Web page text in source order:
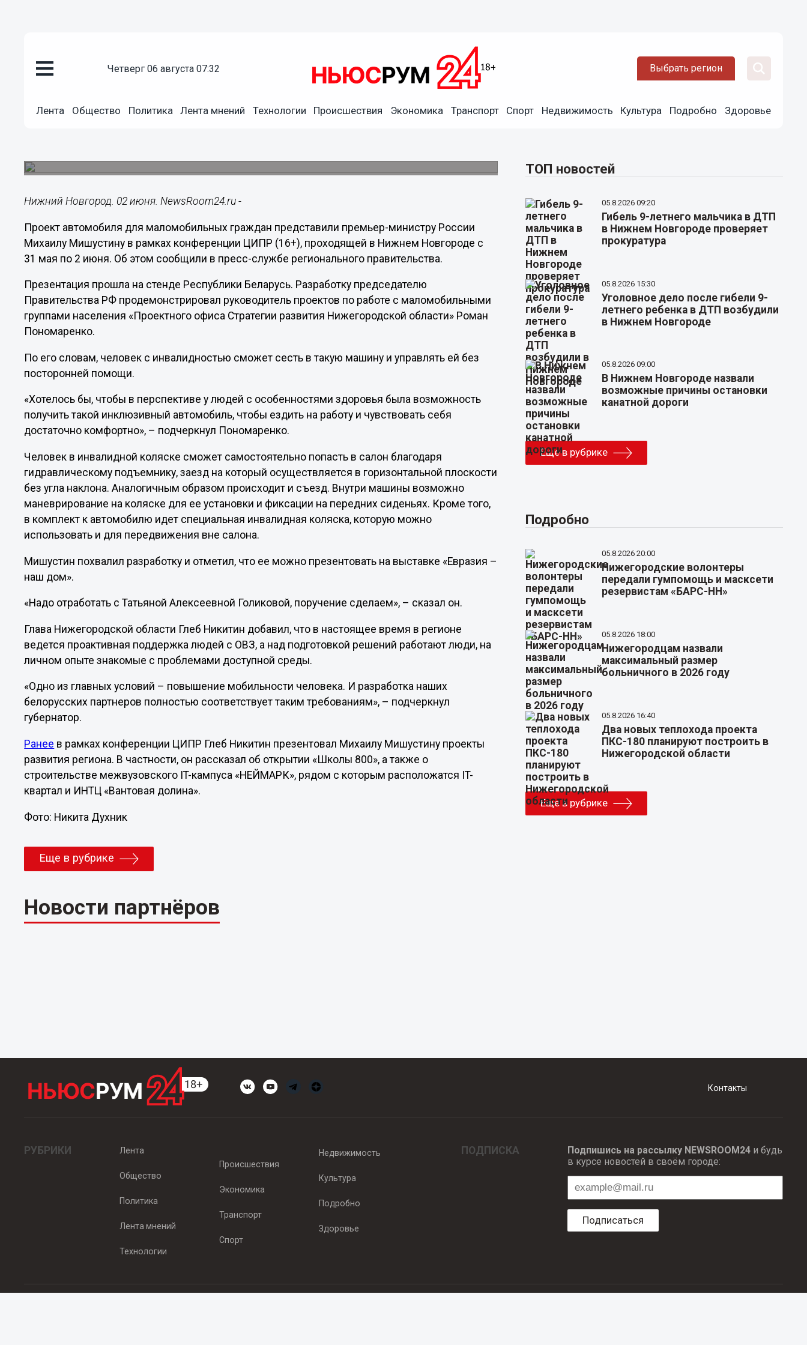
четверг 06 августа 07:32 Выбрать регион
Лента Общество Политика Лента мнений Технологии Происшествия Экономика Транспорт Спорт Недвижимость Культура Подробно Здоровье
Проект автомобиля для маломобильных граждан
Нижний Новгород. 02 июня. NewsRoom24.ru -
Проект автомобиля для маломобильных граждан представили премьер-министру России
Михаилу Мишустину в рамках конференции ЦИПР (16+), проходящей в Нижнем Новгороде с
31 мая по 2 июня. Об этом сообщили в пресс-службе регионального правительства.
Презентация прошла на стенде Республики Беларусь. Разработку председателю
Правительства РФ продемонстрировал руководитель проектов по работе с маломобильными
группами населения «Проектного офиса Стратегии развития Нижегородской области» Роман
Пономаренко.
По его словам, человек с инвалидностью сможет сесть в такую машину и управлять ей без
посторонней помощи.
«Хотелось бы, чтобы в перспективе у людей с особенностями здоровья была возможность
получить такой инклюзивный автомобиль, чтобы ездить на работу и чувствовать себя
достаточно комфортно», – подчеркнул Пономаренко.
Человек в инвалидной коляске сможет самостоятельно попасть в салон благодаря
гидравлическому подъемнику, заезд на который осуществляется в горизонтальной плоскости
без угла наклона. Аналогичным образом происходит и съезд. Внутри машины возможно
маневрирование на коляске для ее установки и фиксации на передних сиденьях. Кроме того,
в комплект к автомобилю идет специальная инвалидная коляска, которую можно
использовать и для передвижения вне салона.
Мишустин похвалил разработку и отметил, что ее можно презентовать на выставке «Евразия –
наш дом».
«Надо отработать с Татьяной Алексеевной Голиковой, поручение сделаем», – сказал он.
Глава Нижегородской области Глеб Никитин добавил, что в настоящее время в регионе
ведется проактивная поддержка людей с ОВЗ, а над подготовкой решений работают люди, на
личном опыте знакомые с проблемами доступной среды.
«Одно из главных условий – повышение мобильности человека. И разработка наших
белорусских партнеров полностью соответствует таким требованиям», – подчеркнул
губернатор.
Ранее в рамках конференции ЦИПР Глеб Никитин презентовал Михаилу Мишустину проекты
развития региона. В частности, он рассказал об открытии «Школы 800», а также о
строительстве межвузовского IT-кампуса «НЕЙМАРК», рядом с которым расположатся IT-
квартал и ИНТЦ «Вантовая долина».
Фото: Никита Духник
Еще в рубрике
Новости партнёров
ТОП новостей
05.8.2026 09:20
Гибель 9-летнего мальчика в ДТП
в Нижнем Новгороде проверяет
прокуратура
05.8.2026 15:30
Уголовное дело после гибели 9-
летнего ребенка в ДТП возбудили
в Нижнем Новгороде
05.8.2026 09:00
В Нижнем Новгороде назвали
возможные причины остановки
канатной дороги
Еще в рубрике
Подробно
05.8.2026 20:00
Нижегородские волонтеры
передали гумпомощь и масксети
резервистам «БАРС-НН»
05.8.2026 18:00
Нижегородцам назвали
максимальный размер
больничного в 2026 году
05.8.2026 16:40
Два новых теплохода проекта
ПКС-180 планируют построить в
Нижегородской области
Еще в рубрике
Контакты
РУБРИКИ Лента
Общество
Политика
Лента мнений
Технологии
Происшествия
Экономика
Транспорт
Спорт
Недвижимость
Культура
Подробно
Здоровье
ПОДПИСКА Подпишись на рассылку NEWSROOM24и будь
в курсе новостей в своём городе:
Подписаться